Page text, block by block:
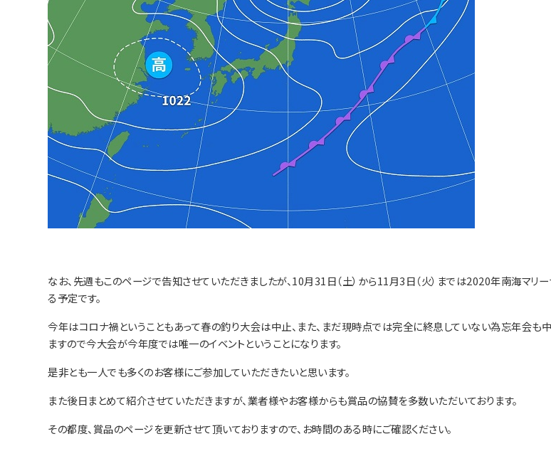
なお、先週もこのページで告知させていただきましたが、10月31日（土）から11月3日（火）までは2020年南海マリ
る予定です。
今年はコロナ禍ということもあって春の釣り大会は中止、また、まだ現時点では完全に終息していない為忘年会も
ますので今大会が今年度では唯一のイベントということになります。
是非とも一人でも多くのお客様にご参加していただきたいと思います。
また後日まとめて紹介させていただきますが、業者様やお客様からも賞品の協賛を多数いただいております。
その都度、賞品のページを更新させて頂いておりますので、お時間のある時にご確認ください。